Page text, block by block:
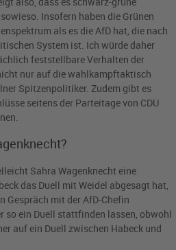
Insofern haben die Grünen
als es die AfD hat, die nach
System ist. Ich würde daher
feststellbare Verhalten der
nur auf die wahlkampftaktisch
Spitzenpolitiker. Zudem gibt es
seitens der Parteitage von CDU
Sahra Wagenknecht eine
das Duell mit Weidel abgesagt hat,
Gespräch mit der AfD-Chefin
so ein Duell stattfinden lassen, obwohl
auf ein Duell zwischen Habeck und